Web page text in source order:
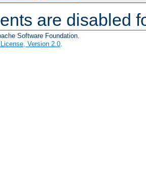
are disabled
Software Foundation.
Version 2.0